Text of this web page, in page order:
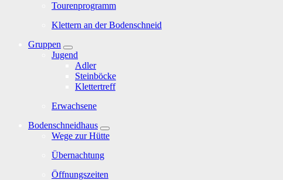
Tourenprogramm
Klettern an der Bodenschneid
Gruppen
Jugend
Adler
Steinböcke
Klettertreff
Erwachsene
Bodenschneidhaus
Wege zur Hütte
Übernachtung
Öffnungszeiten